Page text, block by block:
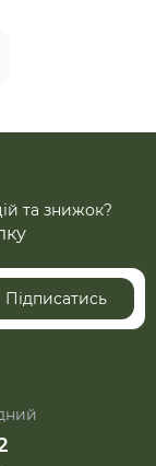
та знижок?
Підписатись